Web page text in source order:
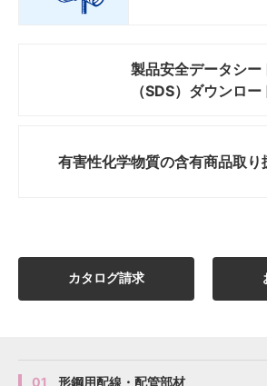
製品安全データシー
（SDS）ダウンロー
有害性化学物質の含有商品取り
カタログ請求
01 形鋼用配線・配管部材